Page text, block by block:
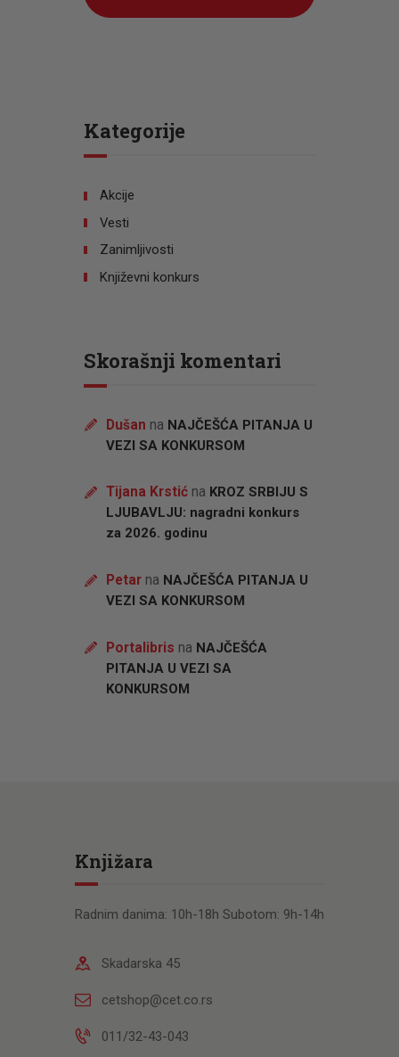
Kategorije
Akcije
Vesti
Zanimljivosti
Književni konkurs
Skorašnji komentari
Dušan na NAJČEŠĆA PITANJA U
VEZI SA KONKURSOM
Tijana Krstićna KROZ SRBIJU S
LJUBAVLJU: nagradni konkurs
za 2026. godinu
Petarna NAJČEŠĆA PITANJA U
VEZI SA KONKURSOM
Portalibris na NAJČEŠĆA
PITANJA U VEZI SA
KONKURSOM
Knjižara
Radnim danima: 10h-18h Subotom: 9h-14h
Skadarska 45
cetshop@cet.co.rs
011/32-43-043